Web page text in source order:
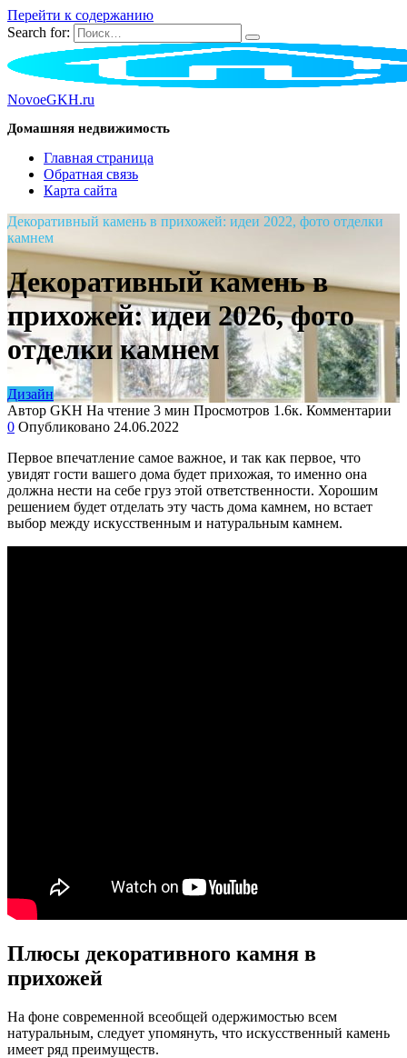
Перейти к содержанию
Search for:
NovoeGKH.ru
Домашняя недвижимость
Главная страница
Обратная связь
Карта сайта
Декоративный камень в прихожей: идеи 2022, фото отделки
камнем
Декоративный камень в
прихожей: идеи 2026, фото
отделки камнем
Дизайн
Автор GKH На чтение 3 мин Просмотров 1.6к. Комментарии
0 Опубликовано 24.06.2022
Первое впечатление самое важное, и так как первое, что
увидят гости вашего дома будет прихожая, то именно она
должна нести на себе груз этой ответственности. Хорошим
решением будет отделать эту часть дома камнем, но встает
выбор между искусственным и натуральным камнем.
Плюсы декоративного камня в
прихожей
На фоне современной всеобщей одержимостью всем
натуральным, следует упомянуть, что искусственный камень
имеет ряд преимуществ.